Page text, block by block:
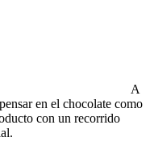
A
en el chocolate como
con un recorrido